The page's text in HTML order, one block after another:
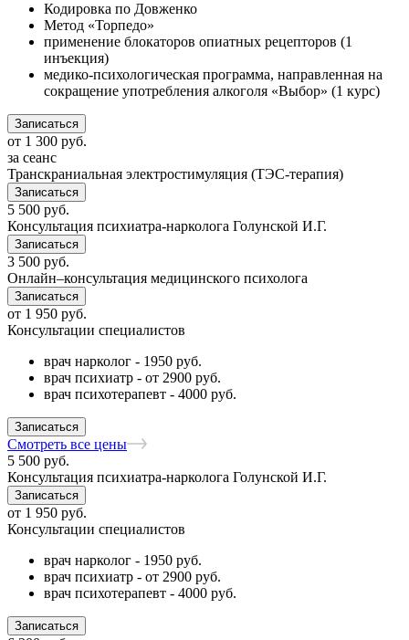
Кодировка по Довженко
Метод «Торпедо»
применение блокаторов опиатных рецепторов (1
инъекция)
медико-психологическая программа, направленная на
сокращение употребления алкоголя «Выбор» (1 курс)
Записаться
от 1 300 руб.
за сеанс
Транскраниальная электростимуляция (ТЭС-терапия)
Записаться
5 500 руб.
Консультация психиатра-нарколога Голунской И.Г.
Записаться
3 500 руб.
Онлайн–консультация медицинского психолога
Записаться
от 1 950 руб.
Консультации специалистов
врач нарколог - 1950 руб.
врач психиатр - от 2900 руб.
врач психотерапевт - 4000 руб.
Записаться
Смотреть все цены
5 500 руб.
Консультация психиатра-нарколога Голунской И.Г.
Записаться
от 1 950 руб.
Консультации специалистов
врач нарколог - 1950 руб.
врач психиатр - от 2900 руб.
врач психотерапевт - 4000 руб.
Записаться